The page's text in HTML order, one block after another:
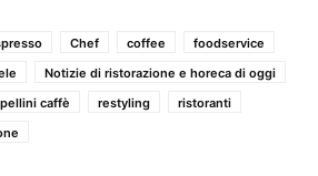
Chef coffee
foodservice
Notizie di ristorazione e horeca di oggi
pellini caffè restyling
ristoranti